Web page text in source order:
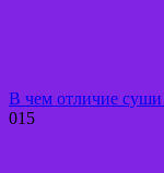
В чем отличие суши
015